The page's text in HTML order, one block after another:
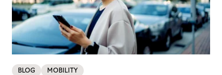
BLOG MOBILITY